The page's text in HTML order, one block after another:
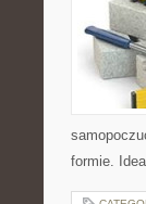
formie.